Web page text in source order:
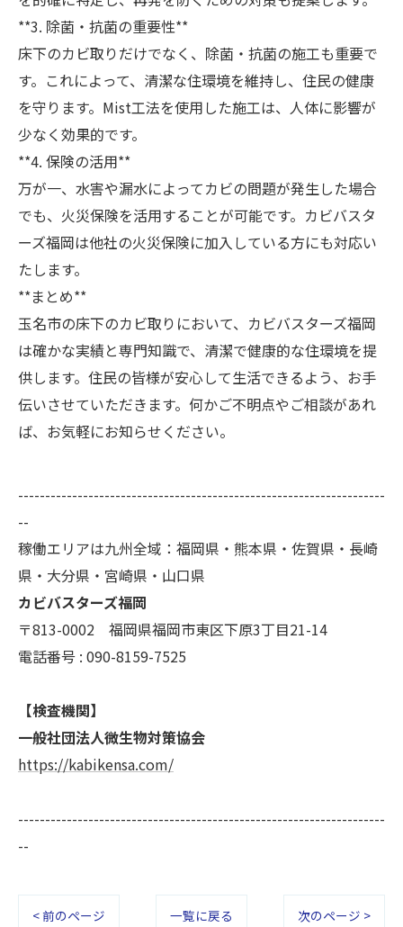
**3. 除菌・抗菌の重要性**
床下のカビ取りだけでなく、除菌・抗菌の施工も重要で
す。これによって、清潔な住環境を維持し、住民の健康
を守ります。Mist工法を使用した施工は、人体に影響が
少なく効果的です。
**4. 保険の活用**
万が一、水害や漏水によってカビの問題が発生した場合
でも、火災保険を活用することが可能です。カビバスタ
ーズ福岡は他社の火災保険に加入している方にも対応い
たします。
**まとめ**
玉名市の床下のカビ取りにおいて、カビバスターズ福岡
は確かな実績と専門知識で、清潔で健康的な住環境を提
供します。住民の皆様が安心して生活できるよう、お手
伝いさせていただきます。何かご不明点やご相談があれ
ば、お気軽にお知らせください。
--------------------------------------------------------------------
--
稼働エリアは九州全域：福岡県・熊本県・佐賀県・長崎
県・大分県・宮崎県・山口県
カビバスターズ福岡
〒813-0002 福岡県福岡市東区下原3丁目21-14
電話番号 : 090-8159-7525
【検査機関】
一般社団法人微生物対策協会
https://kabikensa.com/
--------------------------------------------------------------------
--
< 前のページ 一覧に戻る 次のページ >